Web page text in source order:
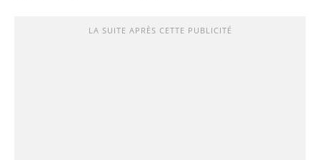
LA SUITE APRÈS CETTE PUBLICITÉ